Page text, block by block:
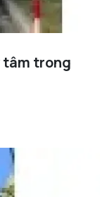
tâm trong